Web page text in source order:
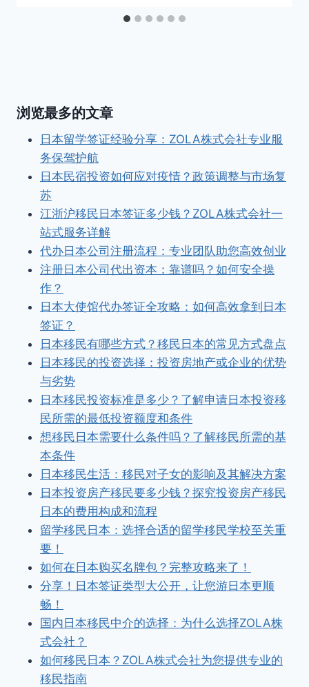
浏览最多的文章
日本留学签证经验分享：ZOLA株式会社专业服
务保驾护航
日本民宿投资如何应对疫情？政策调整与市场复
苏
江浙沪移民日本签证多少钱？ZOLA株式会社一
站式服务详解
代办日本公司注册流程：专业团队助您高效创业
注册日本公司代出资本：靠谱吗？如何安全操
作？
日本大使馆代办签证全攻略：如何高效拿到日本
签证？
日本移民有哪些方式？移民日本的常见方式盘点
日本移民的投资选择：投资房地产或企业的优势
与劣势
日本移民投资标准是多少？了解申请日本投资移
民所需的最低投资额度和条件
想移民日本需要什么条件吗？了解移民所需的基
本条件
日本移民生活：移民对子女的影响及其解决方案
日本投资房产移民要多少钱？探究投资房产移民
日本的费用构成和流程
留学移民日本：选择合适的留学移民学校至关重
要！
如何在日本购买名牌包？完整攻略来了！
分享！日本签证类型大公开，让您游日本更顺
畅！
国内日本移民中介的选择：为什么选择ZOLA株
式会社？
如何移民日本？ZOLA株式会社为您提供专业的
移民指南